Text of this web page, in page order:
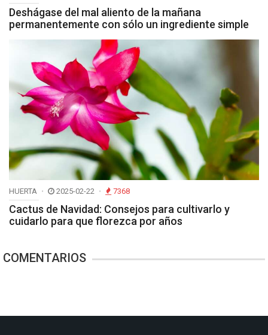
Deshágase del mal aliento de la mañana
permanentemente con sólo un ingrediente simple
HUERTA 2025-02-22 7368
Cactus de Navidad: Consejos para cultivarlo y
cuidarlo para que florezca por años
COMENTARIOS